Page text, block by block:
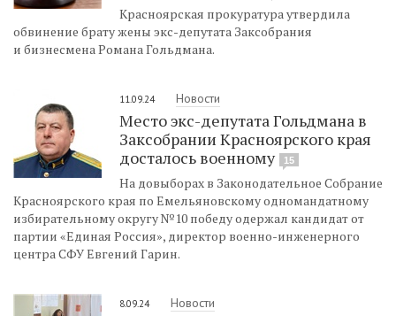
Красноярская прокуратура утвердила
обвинение брату жены экс-депутата Заксобрания
и бизнесмена Романа Гольдмана.
11.09.24 Новости
Место экс-депутата Гольдмана в
Заксобрании Красноярского края
досталось военному
15
На довыборах в Законодательное Собрание
Красноярского края по Емельяновскому одномандатному
избирательному округу №10 победу одержал кандидат от
партии «Единая Россия», директор военно-инженерного
центра СФУ Евгений Гарин.
8.09.24 Новости